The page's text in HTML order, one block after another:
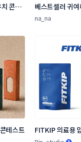
콘테
베스트셀러 귀
대의 유혹 > 와인
na_na
테스트
FITKIP 의료용
닐 패키지 디자인